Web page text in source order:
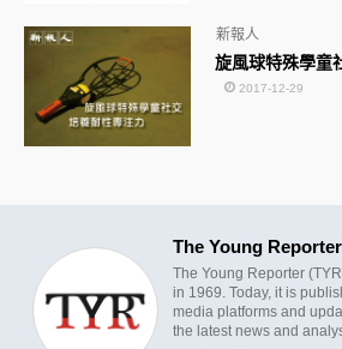
旋風球特殊學童
新報人
2017-12-29
The Young Reporter
The Young Reporter
in 1969. Today, it is
media platforms and
the latest news and